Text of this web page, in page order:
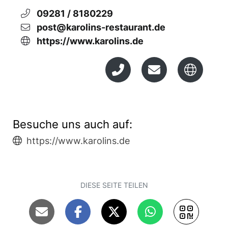
09281 / 8180229
post@karolins-restaurant.de
https://www.karolins.de
Besuche uns auch auf:
https://www.karolins.de
DIESE SEITE TEILEN